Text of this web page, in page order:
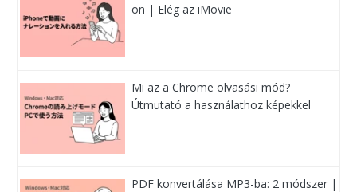
on | Elég az iMovie
Mi az a Chrome olvasási mód?
Útmutató a használathoz képekkel
PDF konvertálása MP3-ba: 2 módszer |